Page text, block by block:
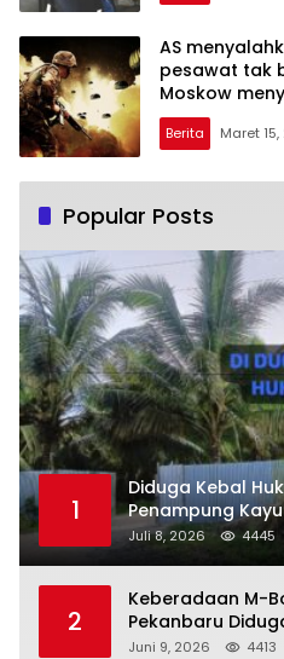
AS
pesawat tak
Moskow
Berita Maret
Popular Posts
1
Diduga Kebal
Penampung
Soroti Komitmen
Juli 8, 2026 4445
2
Keberadaan M-
Pekanbaru
Warga Resah
Juni 9, 2026 4413